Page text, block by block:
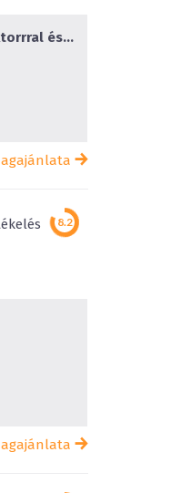
Októberi Ünnepi Hétvége Kökény Attilával, Rakonczai Viktorrral és Baby Gabival